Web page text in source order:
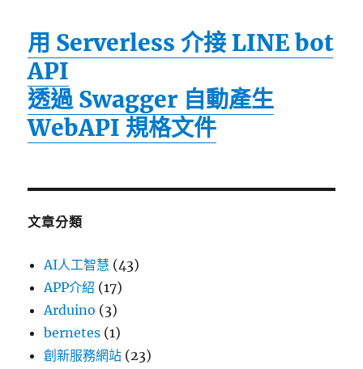
用 Serverless 介接 LINE bot
API
透過 Swagger 自動產生
WebAPI 規格文件
文章分類
AI人工智慧 (43)
APP介紹 (17)
Arduino (3)
bernetes (1)
創新服務網站 (23)